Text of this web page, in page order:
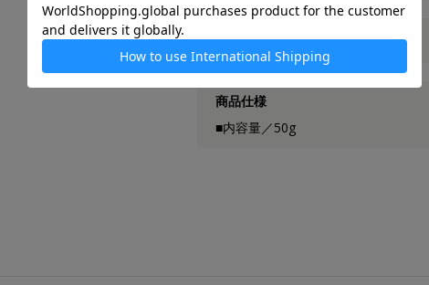
栄養成分表示（浸出液1杯あたり）
商品仕様
■内容量／50g